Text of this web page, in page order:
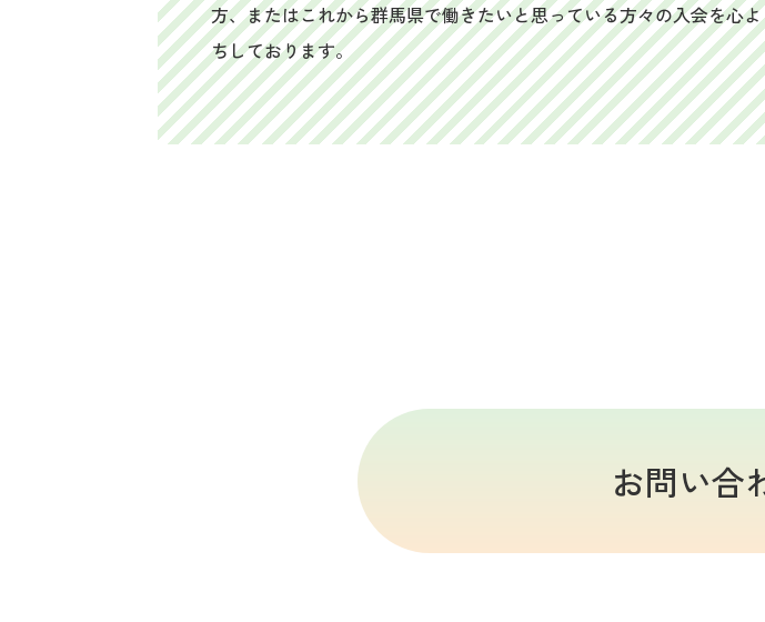
方、またはこれから群馬県で働きたいと思っている方々の入会を心
ちしております。
お問い合